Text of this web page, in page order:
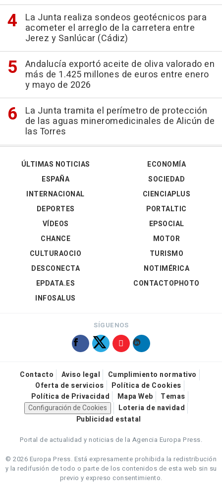
La Junta realiza sondeos geotécnicos para
acometer el arreglo de la carretera entre
Jerez y Sanlúcar (Cádiz)
Andalucía exportó aceite de oliva valorado en
más de 1.425 millones de euros entre enero
y mayo de 2026
La Junta tramita el perímetro de protección
de las aguas mineromedicinales de Alicún de
las Torres
ÚLTIMAS NOTICIAS
ESPAÑA
INTERNACIONAL
DEPORTES
VÍDEOS
ECONOMÍA
SOCIEDAD
CIENCIAPLUS
PORTALTIC
EPSOCIAL
CHANCE
CULTURAOCIO
DESCONECTA
EPDATA.ES
INFOSALUS
MOTOR
TURISMO
NOTIMÉRICA
CONTACTOPHOTO
SÍGUENOS
Contacto Aviso legal
Cumplimiento normativo
Oferta de servicios
Política de Cookies
Política de Privacidad
Mapa Web
Temas
Configuración de Cookies
Loteria de navidad
Publicidad estatal
Portal de actualidad y noticias de la Agencia Europa Press.
© 2026 Europa Press. Está expresamente prohibida la redistribución
y la redifusión de todo o parte de los contenidos de esta web sin su
previo y expreso consentimiento.